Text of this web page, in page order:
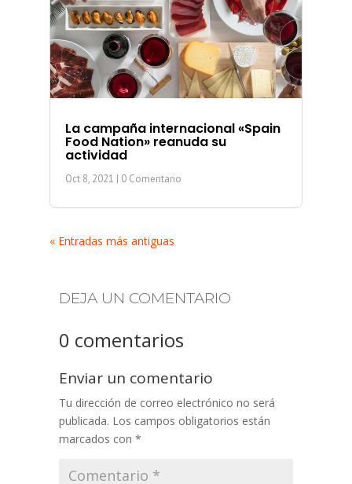
La campaña internacional «Spain
Food Nation» reanuda su
actividad
Oct 8, 2021 | 0 Comentario
« Entradas más antiguas
DEJA UN COMENTARIO
0 comentarios
Enviar un comentario
Tu dirección de correo electrónico no será
publicada. Los campos obligatorios están
marcados con *